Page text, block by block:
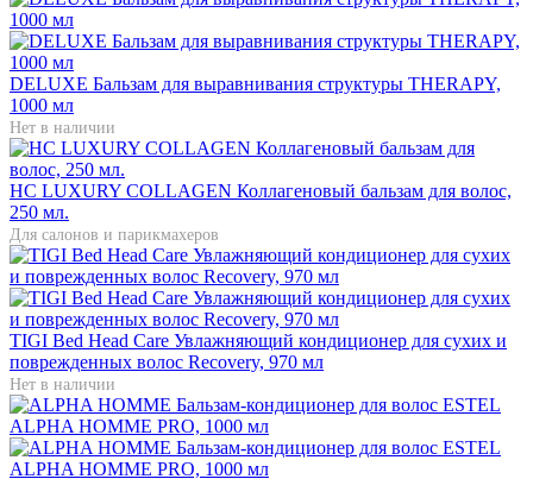
DELUXE Бальзам для выравнивания структуры THERAPY,
1000 мл
Нет в наличии
HC LUXURY COLLAGEN Коллагеновый бальзам для волос,
250 мл.
Для салонов и парикмахеров
TIGI Bed Head Care Увлажняющий кондиционер для сухих и
поврежденных волос Recovery, 970 мл
Нет в наличии